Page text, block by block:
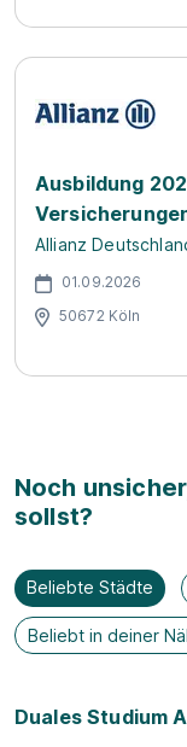
Ausbildung
Allianz
01.09.2026
50672 Köln
Noch
sollst?
Beliebte Städte
Beliebt in deiner
Duales Studium